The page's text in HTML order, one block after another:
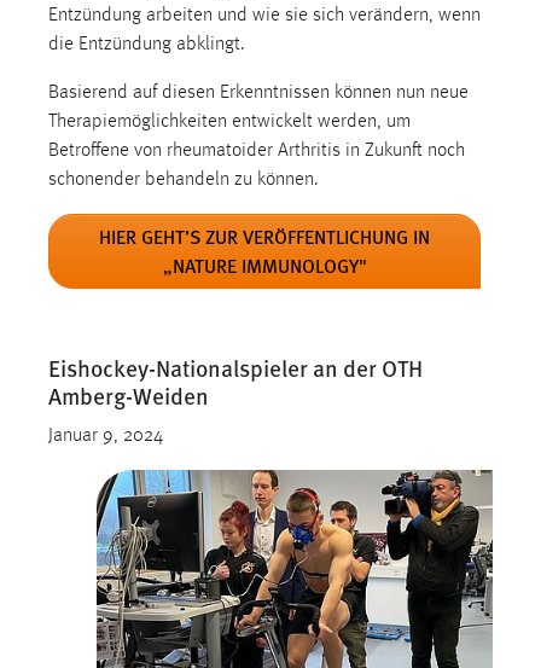
Entzündung arbeiten und wie sie sich verändern, wenn
die Entzündung abklingt.
Basierend auf diesen Erkenntnissen können nun neue
Therapiemöglichkeiten entwickelt werden, um
Betroffene von rheumatoider Arthritis in Zukunft noch
schonender behandeln zu können.
HIER GEHT’S ZUR VERÖFFENTLICHUNG IN
„NATURE IMMUNOLOGY"
Eishockey-Nationalspieler an der OTH
Amberg-Weiden
Januar 9, 2024